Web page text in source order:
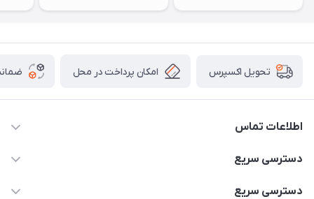
تحویل اکسپرس امکان پرداخت در محل
اطلاعات تماس
۰۹۳۵۶۰۴۰۳۶۵
دسترسی سریع
اسکیت فلایینگ ایگل
دسترسی سریع